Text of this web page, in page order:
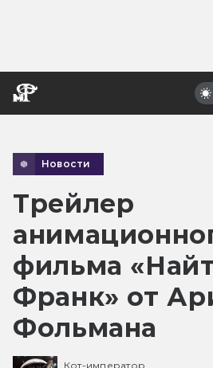
Новости
Трейлер
фильма
Франк» от
Фольмана
Кот-император